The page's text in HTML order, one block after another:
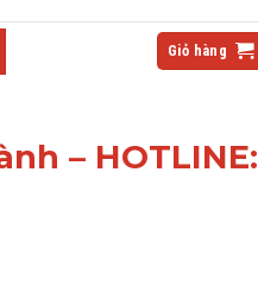
Giỏ hàng
– HOTLINE: